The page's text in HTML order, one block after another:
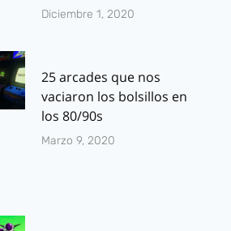
Diciembre 1, 2020
25 arcades que nos
vaciaron los bolsillos en
los 80/90s
Marzo 9, 2020